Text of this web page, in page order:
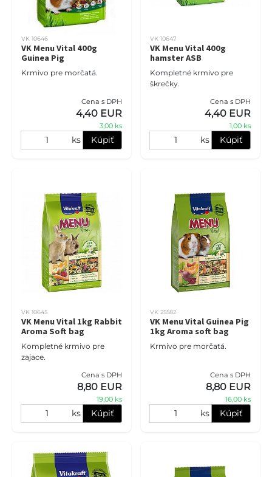
VK 10646
VK Menu Vital 400g
Guinea Pig
Krmivo pre morčatá.
Cena s DPH
4,40 EUR
3,00 ks
ks Kúpiť
VK 10647
VK Menu Vital 400g
hamster ASB
Kompletné krmivo pre
škrečky.
Cena s DPH
4,40 EUR
1,00 ks
ks Kúpiť
VK 10645
VK Menu Vital 1kg Rabbit
Aroma Soft bag
Kompletné krmivo pre
zajace.
Cena s DPH
8,80 EUR
19,00 ks
ks Kúpiť
VK 25582
VK Menu Vital Guinea Pig
1kg Aroma soft bag
Krmivo pre morčatá.
Cena s DPH
8,80 EUR
16,00 ks
ks Kúpiť